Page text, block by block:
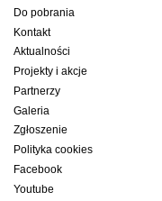
Do pobrania
Kontakt
Aktualności
Projekty i akcje
Partnerzy
Galeria
Zgłoszenie
Polityka cookies
Facebook
Youtube